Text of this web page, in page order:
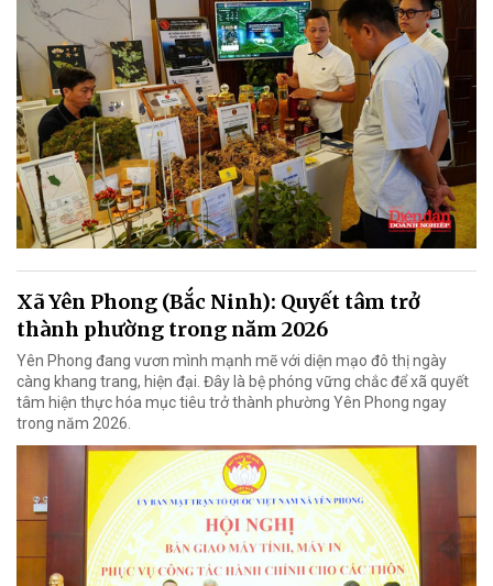
Xã Yên Phong (Bắc Ninh): Quyết tâm trở
thành phường trong năm 2026
Yên Phong đang vươn mình mạnh mẽ với diện mạo đô thị ngày
càng khang trang, hiện đại. Đây là bệ phóng vững chắc để xã quyết
tâm hiện thực hóa mục tiêu trở thành phường Yên Phong ngay
trong năm 2026.